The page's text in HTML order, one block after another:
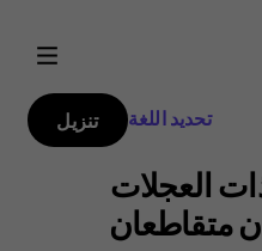
تحديد اللغة تنزيل
العجلات
متقاطعان